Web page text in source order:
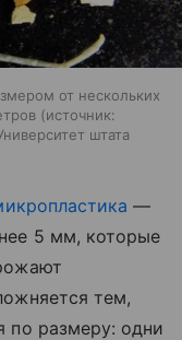
от нескольких
источник:
штата
—
5 мм, которые
тем,
по размеру: одни